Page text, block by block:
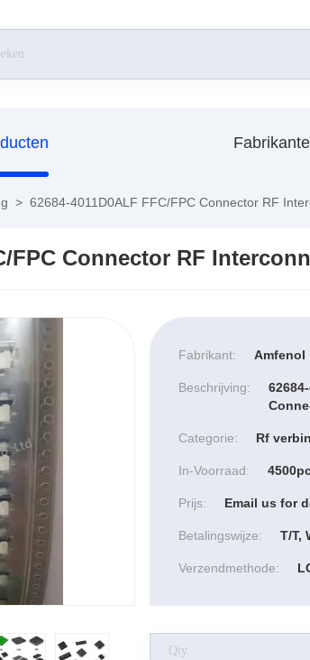
> 62684-4011D0ALF FFC/FPC Connector RF
FPC Connector RF
Fabrikant: Amfenol
Beschrijving:
Categorie: Rf
In-Voorraad:
Prijs: Email us for
Betalingswijze: T/T,
Verzendmethode: